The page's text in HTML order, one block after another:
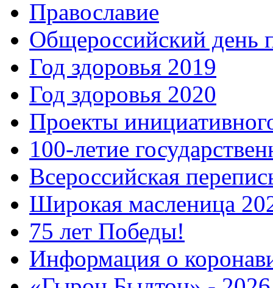
Православие
Общероссийский день
Год здоровья 2019
Год здоровья 2020
Проекты
100-летие
Всероссийская
Широкая масленица
75 лет Победы!
Информация о